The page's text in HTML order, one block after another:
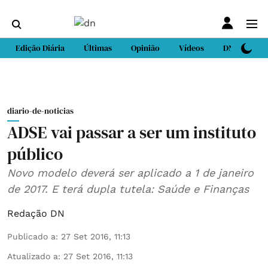
Edição Diária Últimas Opinião Vídeos DN Sport
diario-de-noticias
ADSE vai passar a ser um instituto
público
Novo modelo deverá ser aplicado a 1 de janeiro
de 2017. E terá dupla tutela: Saúde e Finanças
Redação DN
Publicado a: 27 Set 2016, 11:13
Atualizado a: 27 Set 2016, 11:13